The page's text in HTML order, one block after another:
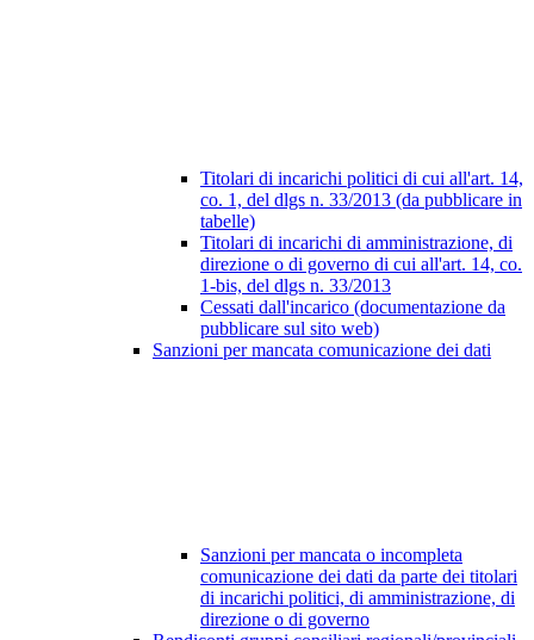
Titolari di incarichi politici di cui all'art. 14,
co. 1, del dlgs n. 33/2013 (da pubblicare in
tabelle)
Titolari di incarichi di amministrazione, di
direzione o di governo di cui all'art. 14, co.
1-bis, del dlgs n. 33/2013
Cessati dall'incarico (documentazione da
pubblicare sul sito web)
Sanzioni per mancata comunicazione dei dati
Sanzioni per mancata o incompleta
comunicazione dei dati da parte dei titolari
di incarichi politici, di amministrazione, di
direzione o di governo